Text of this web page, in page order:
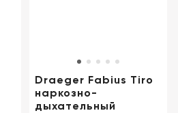
Draeger Fabius Tiro
наркозно-
дыхательный